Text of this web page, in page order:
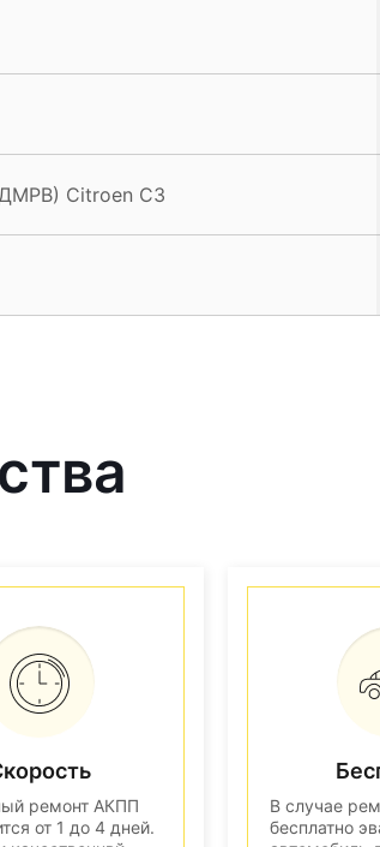
Citroen C3
ремонт АКПП
от 1 до 4 дней.
В случае
бесплатно